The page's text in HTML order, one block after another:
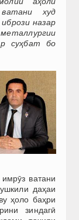
худ
назар
суҳбат бо
ватани
даҳаи
ҳоло баҳри
зиндагӣ